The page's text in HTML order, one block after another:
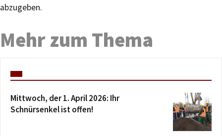
abzugeben.
Mehr zum Thema
Mittwoch, der 1. April 2026: Ihr
Schnürsenkel ist offen!